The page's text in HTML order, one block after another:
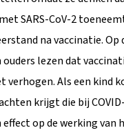
SARS-CoV-2
na vaccinatie. Op
ouders lezen dat
verhogen. Als een kind
krijgt die bij
op de werking van